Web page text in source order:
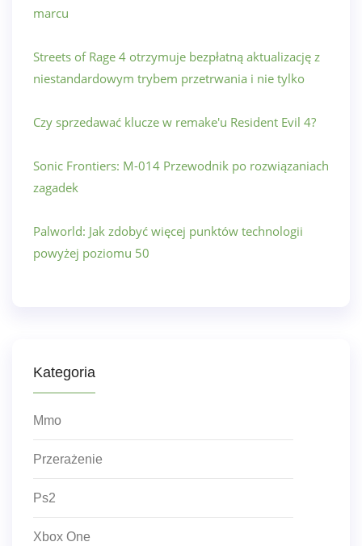
marcu
Streets of Rage 4 otrzymuje bezpłatną aktualizację z
niestandardowym trybem przetrwania i nie tylko
Czy sprzedawać klucze w remake'u Resident Evil 4?
Sonic Frontiers: M-014 Przewodnik po rozwiązaniach
zagadek
Palworld: Jak zdobyć więcej punktów technologii
powyżej poziomu 50
Kategoria
Mmo
Przerażenie
Ps2
Xbox One